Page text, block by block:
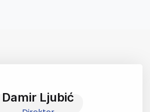
Damir Ljubić